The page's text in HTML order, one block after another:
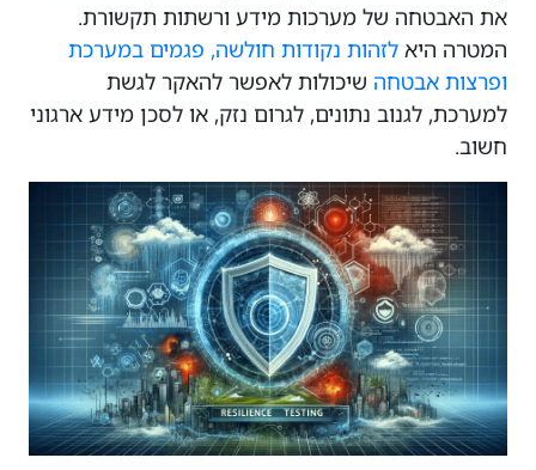
את האבטחה של מערכות מידע ורשתות תקשורת.
המטרה היא לזהות נקודות חולשה, פגמים במערכת
ופרצות אבטחה שיכולות לאפשר להאקר לגשת
למערכת, לגנוב נתונים, לגרום נזק, או לסכן מידע ארגוני
חשוב.